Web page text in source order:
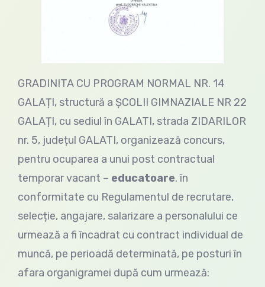
GRADINITA CU PROGRAM NORMAL NR. 14
GALAȚI, structură a ȘCOLII GIMNAZIALE NR 22
GALAȚI, cu sediul în GALATI, strada ZIDARILOR
nr. 5, județul GALATI, organizează concurs,
pentru ocuparea a unui post contractual
temporar vacant – educatoare. în
conformitate cu Regulamentul de recrutare,
selecție, angajare, salarizare a personalului ce
urmează a fi încadrat cu contract individual de
muncă, pe perioadă determinată, pe posturi în
afara organigramei după cum urmează: